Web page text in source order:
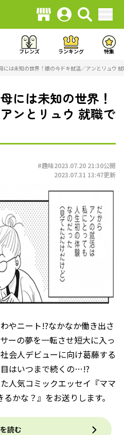
フレンズ ランキング 特集
には未知の世界！娘の今ドキ就活／アンとリュウ
には未知の世界！
ンとリュウ 就職で
#趣味2023.07.20 21:30公開
2023.07.31 13:47更新
やニート!?なかなか働き出さ
ーの夢を一転させ短大に入っ
会人デビューに向け葛藤する
はいつまで続くの…!?
人気コミックエッセイ『ママ
かな？』をお送りします。
読む